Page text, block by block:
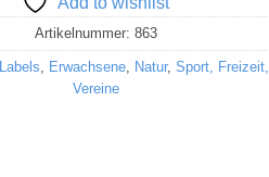
Artikelnummer: 863
Labels, Erwachsene, Natur, Sport, Freizeit,
Vereine